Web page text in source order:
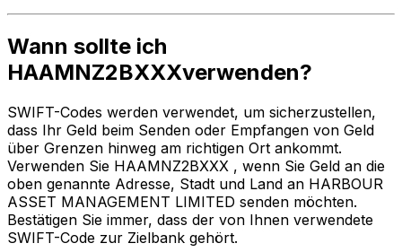
Wann sollte ich
HAAMNZ2BXXXverwenden?
SWIFT-Codes werden verwendet, um sicherzustellen,
dass Ihr Geld beim Senden oder Empfangen von Geld
über Grenzen hinweg am richtigen Ort ankommt.
Verwenden Sie HAAMNZ2BXXX , wenn Sie Geld an die
oben genannte Adresse, Stadt und Land an HARBOUR
ASSET MANAGEMENT LIMITED senden möchten.
Bestätigen Sie immer, dass der von Ihnen verwendete
SWIFT-Code zur Zielbank gehört.